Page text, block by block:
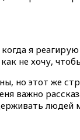
когда я
не хочу,
но этот же
важно